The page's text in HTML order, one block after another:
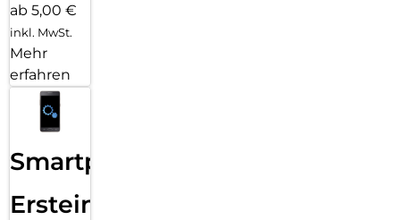
ab 5,00 €
inkl. MwSt.
Mehr
erfahren
Smartphone
Ersteinrichtung